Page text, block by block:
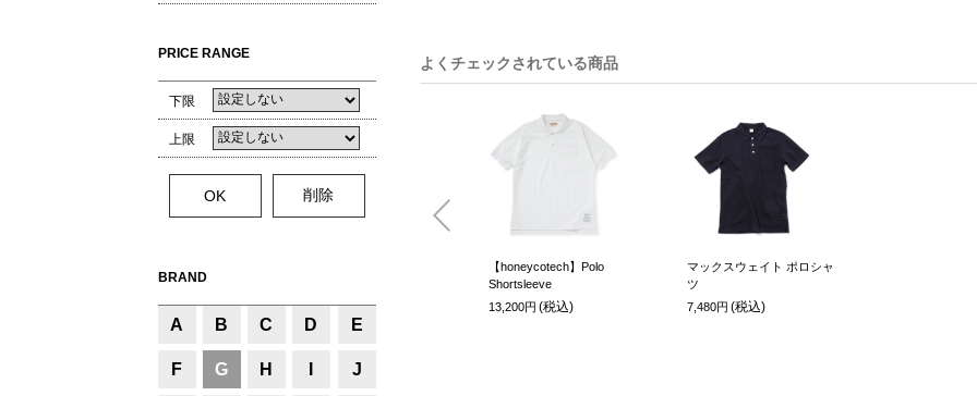
PRICE RANGE
下限
上限
BRAND
A B C D E
F G H J
よくチェックされている商品
【honeycotech】Polo
Shortsleeve
13,200円 (税込)
マックスウェイト ポロシャ
ツ
7,480円 (税込)